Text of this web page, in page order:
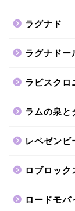
ラグナド
ラグナドー
ラピスクロ
ラムの泉と
レペゼンビ
ロブロック
ロードモバ